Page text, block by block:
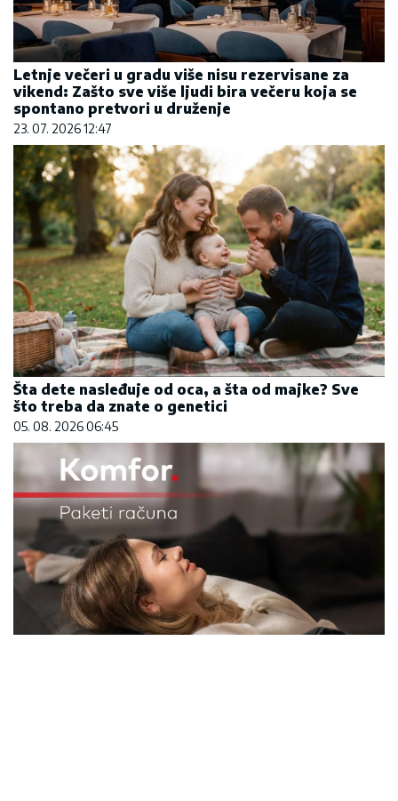
Letnje večeri u gradu više nisu rezervisane za
vikend: Zašto sve više ljudi bira večeru koja se
spontano pretvori u druženje
23. 07. 2026 12:47
Šta dete nasleđuje od oca, a šta od majke? Sve
što treba da znate o genetici
05. 08. 2026 06:45